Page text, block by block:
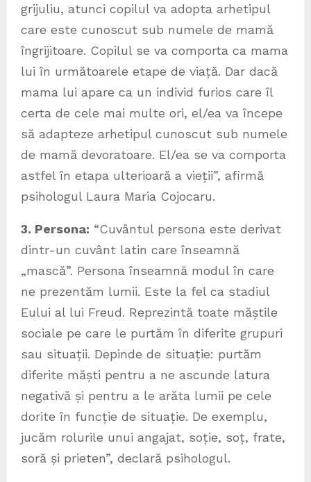
grijuliu, atunci copilul va adopta arhetipul
care este cunoscut sub numele de mamă
îngrijitoare. Copilul se va comporta ca mama
lui în următoarele etape de viață. Dar dacă
mama lui apare ca un individ furios care îl
certa de cele mai multe ori, el/ea va începe
să adapteze arhetipul cunoscut sub numele
de mamă devoratoare. El/ea se va comporta
astfel în etapa ulterioară a vieții”, afirmă
psihologul Laura Maria Cojocaru.
3. Persona: “Cuvântul persona este derivat
dintr-un cuvânt latin care înseamnă
„mască”. Persona înseamnă modul în care
ne prezentăm lumii. Este la fel ca stadiul
Eului al lui Freud. Reprezintă toate măștile
sociale pe care le purtăm în diferite grupuri
sau situații. Depinde de situație: purtăm
diferite măști pentru a ne ascunde latura
negativă și pentru a le arăta lumii pe cele
dorite în funcție de situație. De exemplu,
jucăm rolurile unui angajat, soție, soț, frate,
soră și prieten”, declară psihologul.